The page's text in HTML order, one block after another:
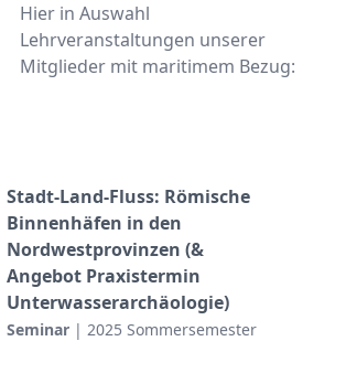
Hier in Auswahl
Lehrveranstaltungen unserer
Mitglieder mit maritimem Bezug:
Stadt-Land-Fluss: Römische
Binnenhäfen in den
Nordwestprovinzen (&
Angebot Praxistermin
Unterwasserarchäologie)
Seminar | 2025 Sommersemester